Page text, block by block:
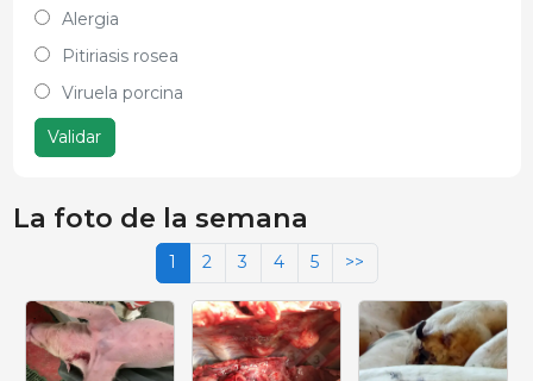
Alergia
Pitiriasis rosea
Viruela porcina
Validar
La foto de la semana
1 2 3 4 5 >>